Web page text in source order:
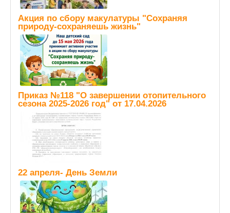
Акция по сбору макулатуры "Сохраняя
природу-сохраняешь жизнь"
Приказ №118 "О завершении отопительного
сезона 2025-2026 год" от 17.04.2026
22 апреля- День Земли